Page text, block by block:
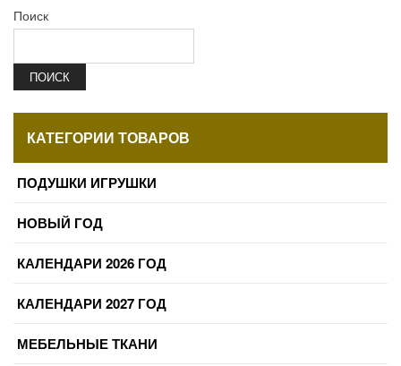
Поиск
ПОИСК
КАТЕГОРИИ ТОВАРОВ
ПОДУШКИ ИГРУШКИ
НОВЫЙ ГОД
КАЛЕНДАРИ 2026 ГОД
КАЛЕНДАРИ 2027 ГОД
МЕБЕЛЬНЫЕ ТКАНИ